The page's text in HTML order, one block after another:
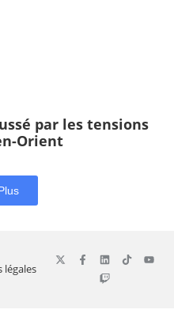
par les tensions
Orient
légales